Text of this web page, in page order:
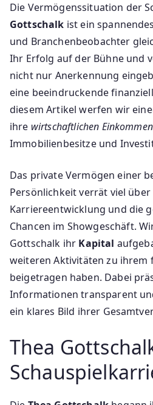
Die Vermögenssituation der
Gottschalk ist ein
und Branchenbeobachter
Ihr Erfolg auf der Bühne und
nicht nur Anerkennung
eine beeindruckende
diesem Artikel werfen wir
ihre wirtschaftlichen
Immobilienbesitze und
Das private Vermögen einer
Persönlichkeit verrät viel über
Karriereentwicklung und die
Chancen im Showgeschäft.
Gottschalk ihr Kapital
weiteren Aktivitäten zu ihrem
beigetragen haben. Dabei
Informationen transparent
ein klares Bild ihrer
Thea